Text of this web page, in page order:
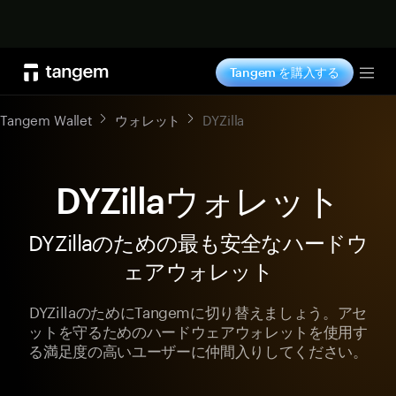
Tangem を購入する
Tangem Wallet ウォレット DYZilla
DYZillaウォレット
DYZillaのための最も安全なハードウ
ェアウォレット
DYZillaのためにTangemに切り替えましょう。アセ
ットを守るためのハードウェアウォレットを使用す
る満足度の高いユーザーに仲間入りしてください。